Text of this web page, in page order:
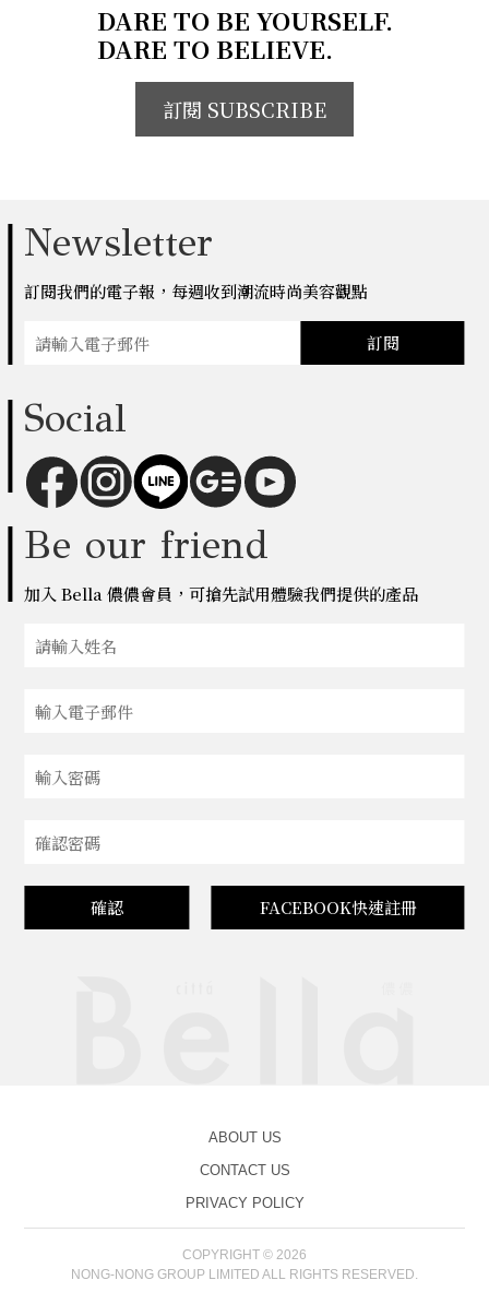
DARE TO BE YOURSELF.
DARE TO BELIEVE.
訂閱 SUBSCRIBE
Newsletter
訂閱我們的電子報，每週收到潮流時尚美容觀點
訂閱
Social
Be our friend
加入 Bella 儂儂會員，可搶先試用體驗我們提供的產品
確認 FACEBOOK快速註冊
ABOUT US
CONTACT US
PRIVACY POLICY
COPYRIGHT © 2026
NONG-NONG GROUP LIMITED ALL RIGHTS RESERVED.